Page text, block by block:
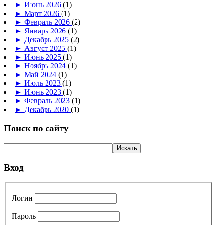
► Июнь 2026 (1)
► Март 2026 (1)
► Февраль 2026 (2)
► Январь 2026 (1)
► Декабрь 2025 (2)
► Август 2025 (1)
► Июнь 2025 (1)
► Ноябрь 2024 (1)
► Май 2024 (1)
► Июль 2023 (1)
► Июнь 2023 (1)
► Февраль 2023 (1)
► Декабрь 2020 (1)
Поиск по сайту
Вход
Логин
Пароль